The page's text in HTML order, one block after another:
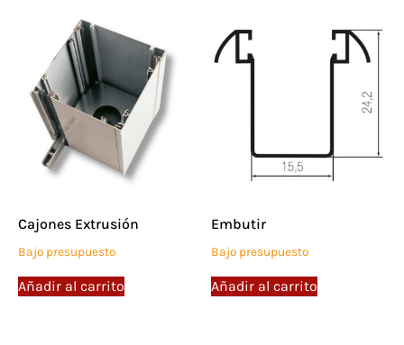
Cajones Extrusión
Bajo presupuesto
Añadir al carrito
Embutir
Bajo presupuesto
Añadir al carrito